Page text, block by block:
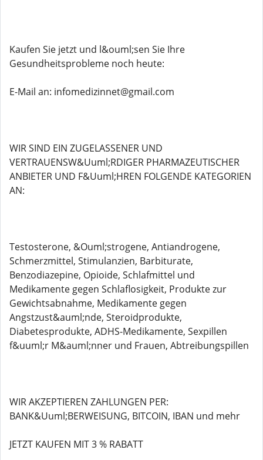
Kaufen Sie jetzt und l&ouml;sen Sie Ihre
Gesundheitsprobleme noch heute:
E-Mail an: infomedizinnet@gmail.com
WIR SIND EIN ZUGELASSENER UND
VERTRAUENSW&Uuml;RDIGER PHARMAZEUTISCHER
ANBIETER UND F&Uuml;HREN FOLGENDE KATEGORIEN
AN:
Testosterone, &Ouml;strogene, Antiandrogene,
Schmerzmittel, Stimulanzien, Barbiturate,
Benzodiazepine, Opioide, Schlafmittel und
Medikamente gegen Schlaflosigkeit, Produkte zur
Gewichtsabnahme, Medikamente gegen
Angstzust&auml;nde, Steroidprodukte,
Diabetesprodukte, ADHS-Medikamente, Sexpillen
f&uuml;r M&auml;nner und Frauen, Abtreibungspillen
WIR AKZEPTIEREN ZAHLUNGEN PER:
BANK&Uuml;BERWEISUNG, BITCOIN, IBAN und mehr
JETZT KAUFEN MIT 3 % RABATT